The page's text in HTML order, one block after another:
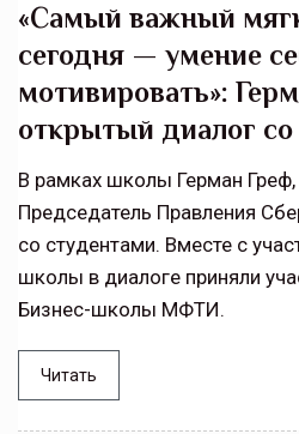
«Самый важный
сегодня — умение
мотивировать»:
открытый диалог со
В рамках школы Герман Греф,
Председатель Правления
со студентами. Вместе с
школы в диалоге приняли
Бизнес-школы МФТИ.
Читать